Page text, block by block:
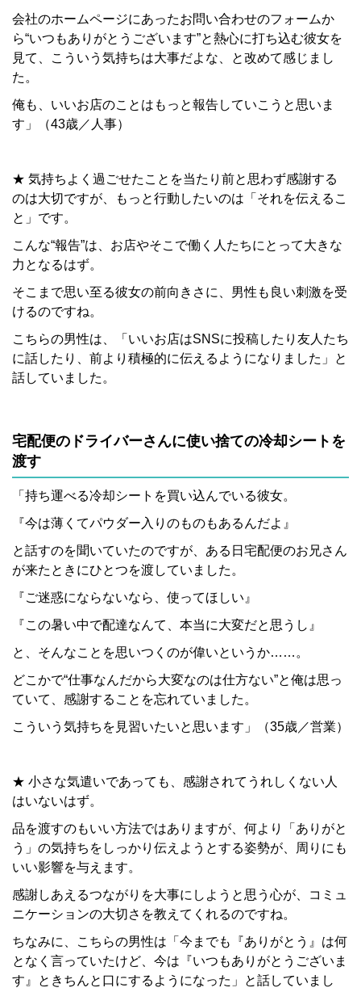
会社のホームページにあったお問い合わせのフォームか
ら“いつもありがとうございます”と熱心に打ち込む彼女を
見て、こういう気持ちは大事だよな、と改めて感じまし
た。
俺も、いいお店のことはもっと報告していこうと思いま
す」（43歳／人事）
★ 気持ちよく過ごせたことを当たり前と思わず感謝する
のは大切ですが、もっと行動したいのは「それを伝えるこ
と」です。
こんな“報告”は、お店やそこで働く人たちにとって大きな
力となるはず。
そこまで思い至る彼女の前向きさに、男性も良い刺激を受
けるのですね。
こちらの男性は、「いいお店はSNSに投稿したり友人たち
に話したり、前より積極的に伝えるようになりました」と
話していました。
宅配便のドライバーさんに使い捨ての冷却シートを
渡す
「持ち運べる冷却シートを買い込んでいる彼女。
『今は薄くてパウダー入りのものもあるんだよ』
と話すのを聞いていたのですが、ある日宅配便のお兄さん
が来たときにひとつを渡していました。
『ご迷惑にならないなら、使ってほしい』
『この暑い中で配達なんて、本当に大変だと思うし』
と、そんなことを思いつくのが偉いというか……。
どこかで“仕事なんだから大変なのは仕方ない”と俺は思っ
ていて、感謝することを忘れていました。
こういう気持ちを見習いたいと思います」（35歳／営業）
★ 小さな気遣いであっても、感謝されてうれしくない人
はいないはず。
品を渡すのもいい方法ではありますが、何より「ありがと
う」の気持ちをしっかり伝えようとする姿勢が、周りにも
いい影響を与えます。
感謝しあえるつながりを大事にしようと思う心が、コミュ
ニケーションの大切さを教えてくれるのですね。
ちなみに、こちらの男性は「今までも『ありがとう』は何
となく言っていたけど、今は『いつもありがとうございま
す』ときちんと口にするようになった」と話していまし